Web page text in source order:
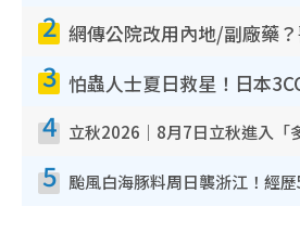
2
3
4
5